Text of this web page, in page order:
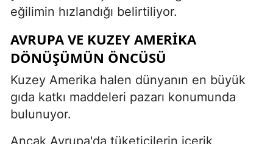
eğilimin hızlandığı belirtiliyor.
AVRUPA VE KUZEY AMERIKA
DÖNÜŞÜMÜN ÖNCÜSÜ
Kuzey Amerika halen dünyanın en büyük
gıda katkı maddeleri pazarı konumunda
bulunuyor.